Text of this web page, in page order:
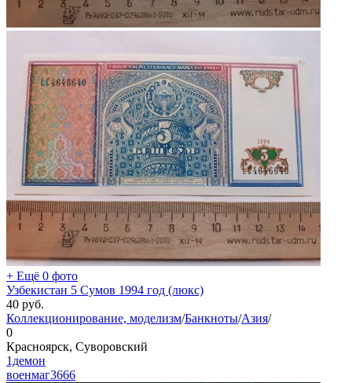
+ Ещё 0 фото
Узбекистан 5 Сумов 1994 год (люкс)
40 руб.
Коллекционирование, моделизм/Банкноты/Азия/
0
Красноярск, Суворовский
1демон
военмаг3666